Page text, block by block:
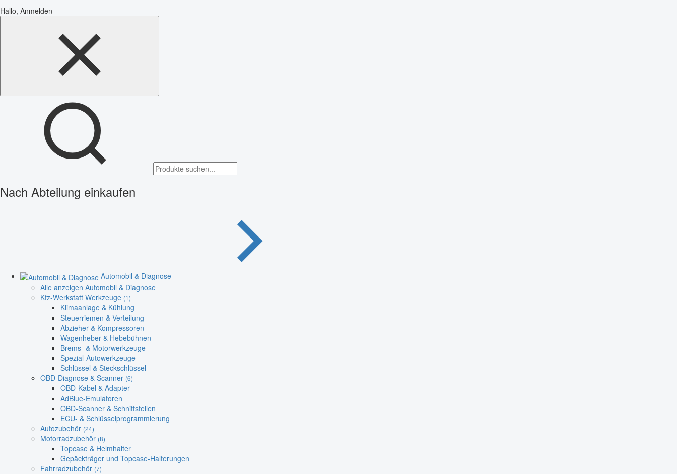
Hallo, Anmelden
Nach Abteilung einkaufen
Automobil & Diagnose
Alle anzeigen Automobil & Diagnose
Kfz-Werkstatt Werkzeuge (1)
Klimaanlage & Kühlung
Steuerriemen & Verteilung
Abzieher & Kompressoren
Wagenheber & Hebebühnen
Brems- & Motorwerkzeuge
Spezial-Autowerkzeuge
Schlüssel & Steckschlüssel
OBD-Diagnose & Scanner (6)
OBD-Kabel & Adapter
AdBlue-Emulatoren
OBD-Scanner & Schnittstellen
ECU- & Schlüsselprogrammierung
Autozubehör (24)
Motorradzubehör (8)
Topcase & Helmhalter
Gepäckträger und Topcase-Halterungen
Fahrradzubehör (7)